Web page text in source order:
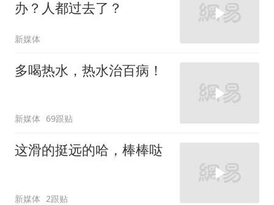
办？人都过去了？
新媒体
多喝热水，热水治百病！
新媒体 69跟贴
这滑的挺远的哈，棒棒哒
新媒体 2跟贴